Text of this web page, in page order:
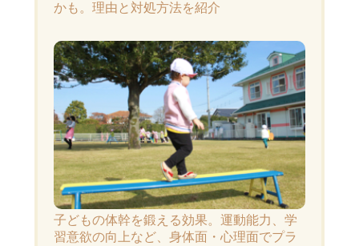
かも。理由と対処方法を紹介
子どもの体幹を鍛える効果。運動能力、学
習意欲の向上など、身体面・心理面でプラ